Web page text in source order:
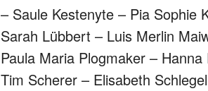
– Saule Kestenyte – Pia Sophie
Sarah Lübbert – Luis Merlin
Paula Maria Plogmaker –
Tim Scherer – Elisabeth